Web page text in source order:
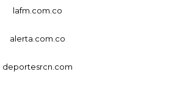
lafm.com.co
alerta.com.co
deportesrcn.com